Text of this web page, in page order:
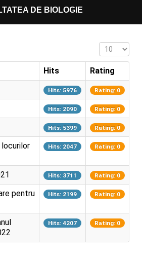
DE BIOLOGIE
Display #
Hits
Rating
Hits: 5976 Rating: 0
Hits: 2090 Rating: 0
Hits: 5399 Rating: 0
Hits: 2047 Rating: 0
Hits: 3711 Rating: 0
pentru
Hits: 2199 Rating: 0
Hits: 4207 Rating: 0